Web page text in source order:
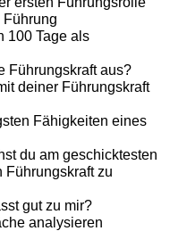
Führung
100 Tage als
Führungskraft aus?
deiner Führungskraft
Fähigkeiten eines
du am geschicktesten
Führungskraft zu
gut zu mir?
analysieren